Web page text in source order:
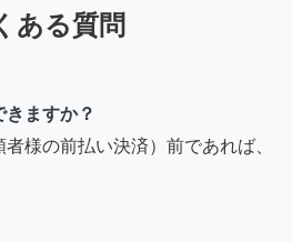
ある質問
ますか？
様の前払い決済）前であれば、